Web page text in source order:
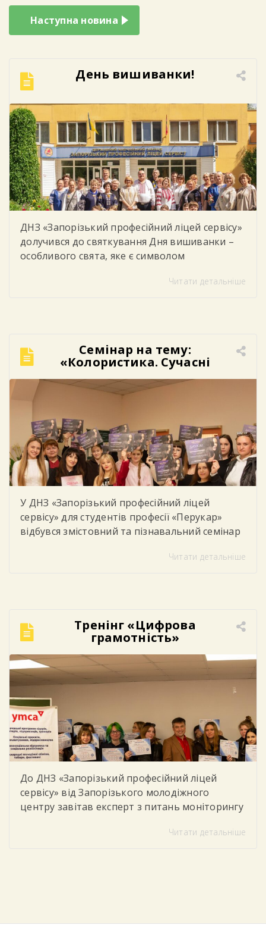
Наступна новина
День вишиванки!
ДНЗ «Запорізький професійний ліцей сервісу»
долучився до святкування Дня вишиванки –
особливого свята, яке є символом
українського народу та любові до рідної
орнаменти, різноманіття кольорів та
унікальні візерунки створили в закладі […]
Читати детальніше
Семінар на тему:
«Колористика. Сучасні
техніки фарбування».
У ДНЗ «Запорізький професійний ліцей
сервісу» для студентів професії «Перукар»
відбувся змістовний та пізнавальний семінар
Сучасні техніки фарбування». Під час семінару
кольору та професійними секретами
колористики. Студенти мали можливість не
лише отримати нові теоретичні […]
Читати детальніше
Тренінг «Цифрова
грамотність»
До ДНЗ «Запорізький професійний ліцей
сервісу» від Запорізького молодіжного
центру завітав експерт з питань моніторингу
студентів тренінг «Цифрова грамотність»
інформацію в інтернеті, розпізнавати фейки
Читати детальніше